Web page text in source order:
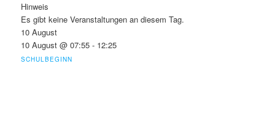
Hinweis
Es gibt keine Veranstaltungen an diesem Tag.
10 August
10 August @ 07:55 - 12:25
SCHULBEGINN